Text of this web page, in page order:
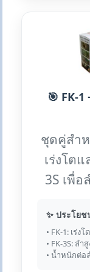
🎯 FK-1
ชุดคู่สำห
เร่งโต
3S เพื่อ
✨ ประโยช
• FK-1: เร่ง
• FK-3S: ลำ
• น้ำหนักต่อ